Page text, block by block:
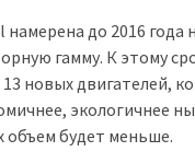
намерена до 2016 года
гамму. К этому
новых двигателей,
экологичнее
объем будет меньше.